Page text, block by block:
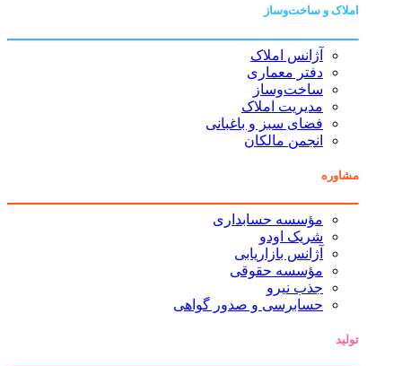
املاک و ساخت‌وساز
آژانس املاک
دفتر معماری
ساخت‌وساز
مدیریت املاک
فضای سبز و باغبانی
انجمن مالکان
مشاوره
مؤسسه حسابداری
شریک اودو
آژانس بازاریابی
مؤسسه حقوقی
جذب نیرو
حسابرسی و صدور گواهی
تولید